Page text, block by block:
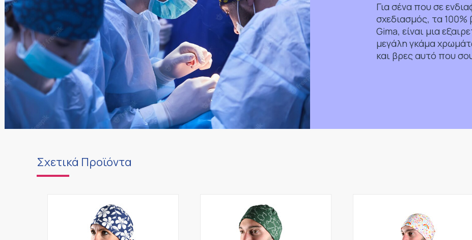
Για σένα που σε
σχεδιασμός, τα 100%
Gima, είναι μια
μεγάλη γκάμα
και βρες αυτό που
Σχετικά Προϊόντα